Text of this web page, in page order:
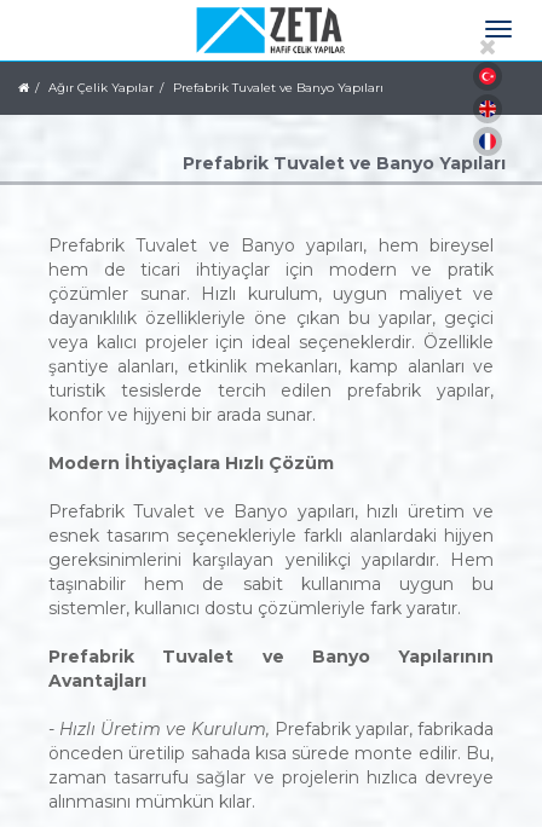
Ağır Çelik Yapılar Prefabrik Tuvalet ve Banyo Yapıları
Prefabrik Tuvalet ve Banyo Yapıları
Prefabrik Tuvalet ve Banyo yapıları, hem bireysel
hem de ticari ihtiyaçlar için modern ve pratik
çözümler sunar. Hızlı kurulum, uygun maliyet ve
dayanıklılık özellikleriyle öne çıkan bu yapılar, geçici
veya kalıcı projeler için ideal seçeneklerdir. Özellikle
şantiye alanları, etkinlik mekanları, kamp alanları ve
turistik tesislerde tercih edilen prefabrik yapılar,
konfor ve hijyeni bir arada sunar.
Modern İhtiyaçlara Hızlı Çözüm
Prefabrik Tuvalet ve Banyo yapıları, hızlı üretim ve
esnek tasarım seçenekleriyle farklı alanlardaki hijyen
gereksinimlerini karşılayan yenilikçi yapılardır. Hem
taşınabilir hem de sabit kullanıma uygun bu
sistemler, kullanıcı dostu çözümleriyle fark yaratır.
Prefabrik Tuvalet ve Banyo Yapılarının
Avantajları
- Hızlı Üretim ve Kurulum, Prefabrik yapılar, fabrikada
önceden üretilip sahada kısa sürede monte edilir. Bu,
zaman tasarrufu sağlar ve projelerin hızlıca devreye
alınmasını mümkün kılar.